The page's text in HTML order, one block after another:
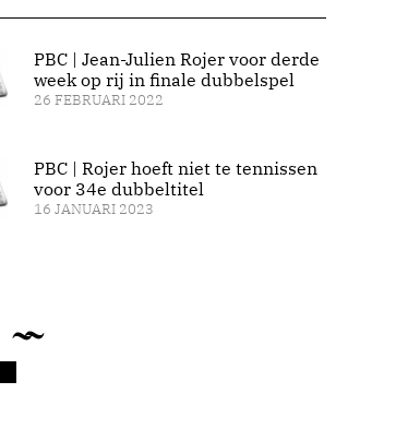
PBC | Jean-Julien Rojer voor derde
week op rij in finale dubbelspel
26 FEBRUARI 2022
PBC | Rojer hoeft niet te tennissen
voor 34e dubbeltitel
16 JANUARI 2023